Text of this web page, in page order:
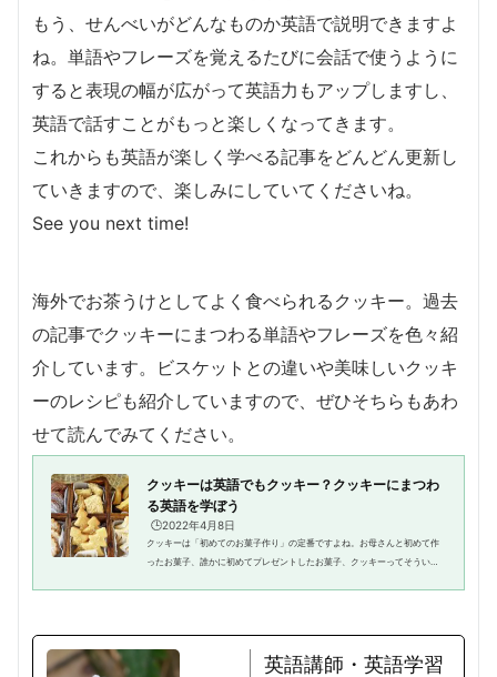
もう、せんべいがどんなものか英語で説明できますよ
ね。単語やフレーズを覚えるたびに会話で使うように
すると表現の幅が広がって英語力もアップしますし、
英語で話すことがもっと楽しくなってきます。
これからも英語が楽しく学べる記事をどんどん更新し
ていきますので、楽しみにしていてくださいね。
See you next time!
海外でお茶うけとしてよく食べられるクッキー。過去
の記事でクッキーにまつわる単語やフレーズを色々紹
介しています。ビスケットとの違いや美味しいクッキ
ーのレシピも紹介していますので、ぜひそちらもあわ
せて読んでみてください。
クッキーは英語でもクッキー？クッキーにまつわ
る英語を学ぼう
🕒️2022年4月8日
クッキーは「初めてのお菓子作り」の定番ですよね。お母さんと初めて作
ったお菓子、誰かに初めてプレゼントしたお菓子、クッキーってそういう
英語講師・英語学習